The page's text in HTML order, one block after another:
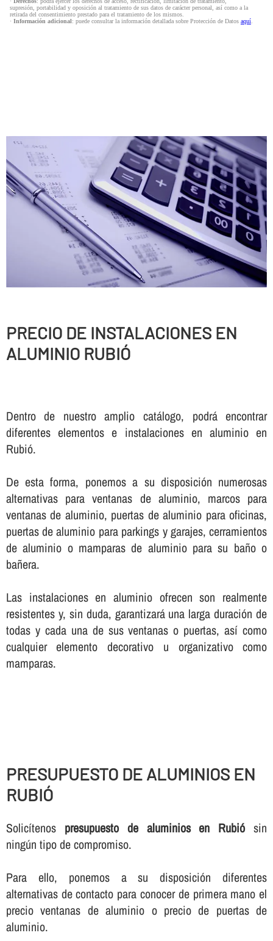
supresión, portabilidad y oposición al tratamiento de sus datos de carácter personal, así como a la
retirada del consentimiento prestado para el tratamiento de los mismos.
· Información adicional: puede consultar la información detallada sobre Protección de Datos aquí.
PRECIO DE INSTALACIONES EN
ALUMINIO RUBIÓ
Dentro de nuestro amplio catálogo, podrá encontrar
diferentes elementos e instalaciones en aluminio en
Rubió.
De esta forma, ponemos a su disposición numerosas
alternativas para ventanas de aluminio, marcos para
ventanas de aluminio, puertas de aluminio para oficinas,
puertas de aluminio para parkings y garajes, cerramientos
de aluminio o mamparas de aluminio para su baño o
bañera.
Las instalaciones en aluminio ofrecen son realmente
resistentes y, sin duda, garantizará una larga duración de
todas y cada una de sus ventanas o puertas, así­ como
cualquier elemento decorativo u organizativo como
mamparas.
PRESUPUESTO DE ALUMINIOS EN
RUBIÓ
Solicí­tenos presupuesto de aluminios en Rubió sin
ningún tipo de compromiso.
Para ello, ponemos a su disposición diferentes
alternativas de contacto para conocer de primera mano el
precio ventanas de aluminio o precio de puertas de
aluminio.